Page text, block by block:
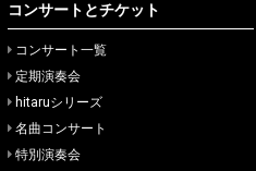
コンサートとチケット
コンサート一覧
定期演奏会
hitaruシリーズ
名曲コンサート
特別演奏会